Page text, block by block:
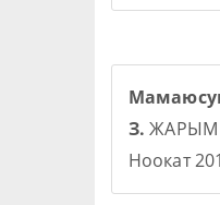
З. ЖАРЫМ
Ноокат